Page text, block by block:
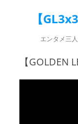
【
エンタメ三
【GOLDEN